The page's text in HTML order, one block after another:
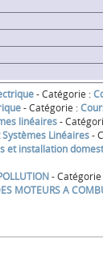
- Catégorie :
- Catégorie :
linéaires-
Linéaires-
et installation
- Catégorie
MOTEURS A